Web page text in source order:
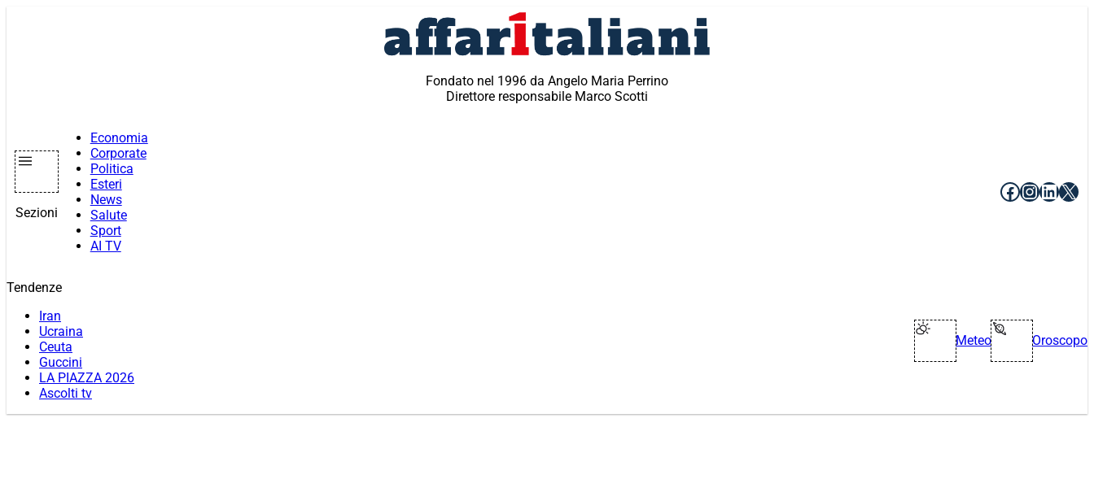
Fondato nel 1996 da Angelo Maria Perrino
Direttore responsabile Marco Scotti
Sezioni
Economia
Corporate
Politica
Esteri
News
Salute
Sport
AI TV
Facebook
X
Tendenze
Iran
Ucraina
Ceuta
Guccini
LA PIAZZA 2026
Ascolti tv
Meteo Oroscopo